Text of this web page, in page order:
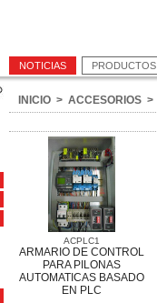
NOTICIAS PRODUCTOS
INICIO > ACCESORIOS >
ACPLC1
ARMARIO DE CONTROL
PARA PILONAS
AUTOMATICAS BASADO
EN PLC